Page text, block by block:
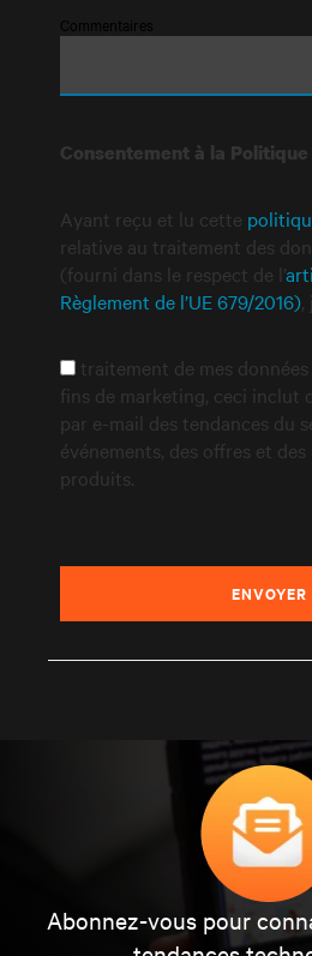
Commentaires
Consentement à la
Ayant reçu et lu cette
relative au traitement des
(fourni dans le respect de l’
Règlement de l’UE 679/2016),
traitement de mes
fins de marketing, ceci inclut
par e-mail des tendances du
événements, des offres et
produits.
ENVOYER
Abonnez-vous pour